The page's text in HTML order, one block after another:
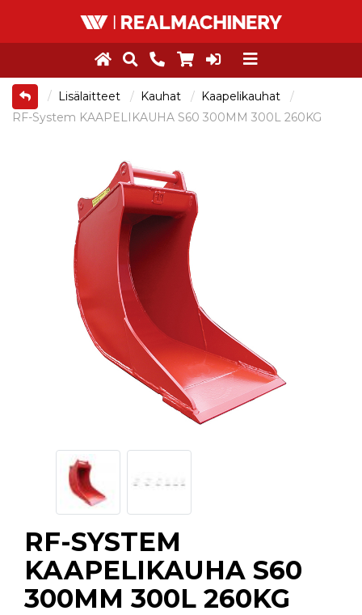
Lisälaitteet Kauhat
Kaapelikauhat
RF-System KAAPELIKAUHA S60 300MM 300L 260KG
RF-SYSTEM
KAAPELIKAUHA S60
300MM 300L 260KG